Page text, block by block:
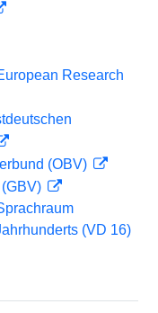
Research
(OBV)
(VD 16)